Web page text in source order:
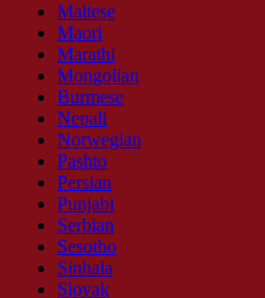
Maltese
Maori
Marathi
Mongolian
Burmese
Nepali
Norwegian
Pashto
Persian
Punjabi
Serbian
Sesotho
Sinhala
Slovak